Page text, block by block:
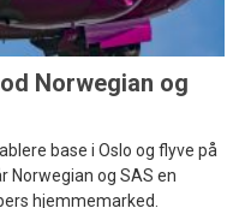
Norwegian og
base i Oslo og flyve på
Norwegian og SAS en
hjemmemarked.